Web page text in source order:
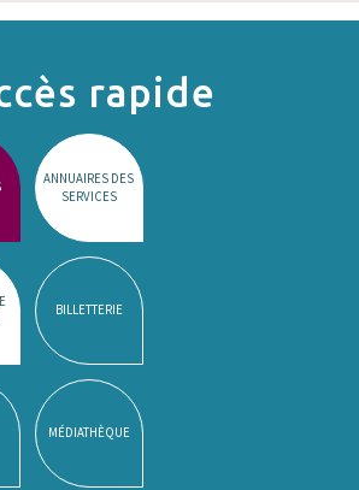
rapide
ANNUAIRES DES
SERVICES
BILLETTERIE
MÉDIATHÈQUE